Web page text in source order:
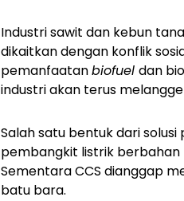
Industri sawit dan kebun
dikaitkan dengan konflik
pemanfaatanbiofuel dan
industri akan terus
Salah satu bentuk dari
pembangkit listrik
Sementara CCS dianggap
batu bara.